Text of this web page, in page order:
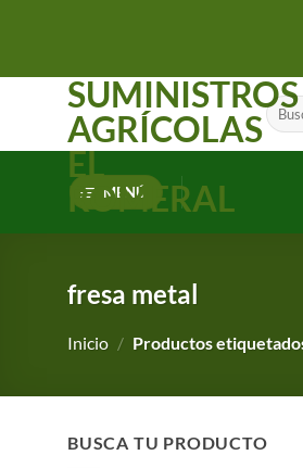
SUMINISTROS
AGRÍCOLAS
EL
ROMERAL
Buscar
por:
MENÚ
fresa metal
Inicio / Productos
BUSCA TU PRODUCTO